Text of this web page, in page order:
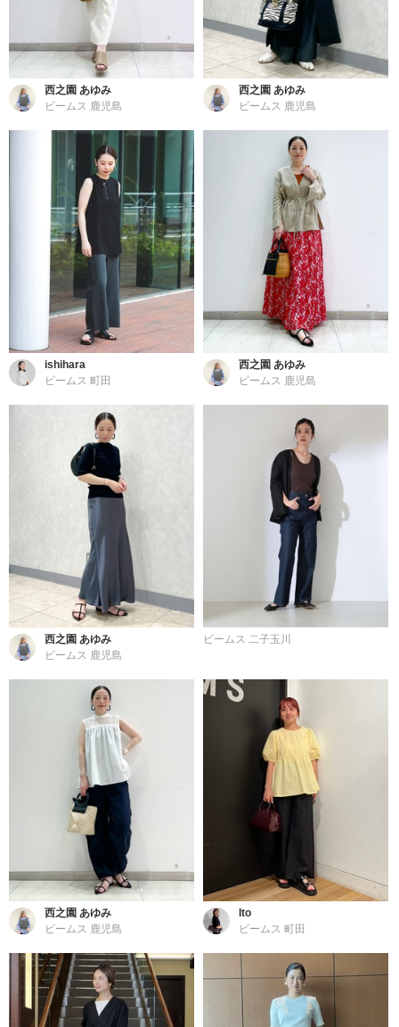
西之園 あゆみ
ビームス 鹿児島
西之園 あゆみ
ビームス 鹿児島
ishihara
ビームス 町田
西之園 あゆみ
ビームス 鹿児島
西之園 あゆみ
ビームス 鹿児島
ビームス 二子玉川
西之園 あゆみ
ビームス 鹿児島
Ito
ビームス 町田